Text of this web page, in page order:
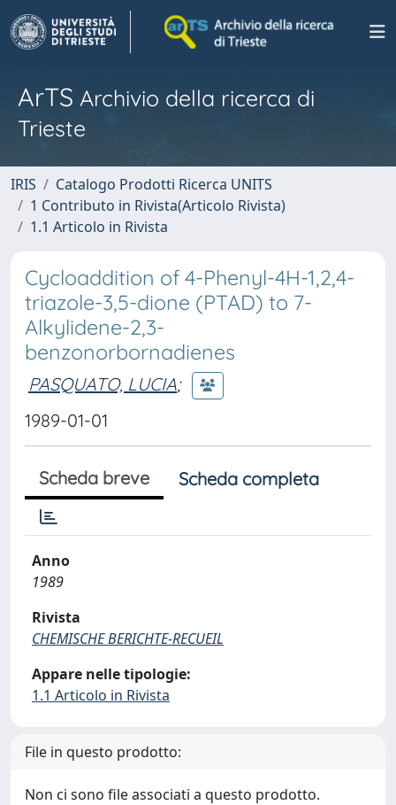
ArTS Archivio della ricerca di
Trieste
IRIS
Catalogo Prodotti Ricerca UNITS
1 Contributo in Rivista(Articolo Rivista)
1.1 Articolo in Rivista
Cycloaddition of 4-Phenyl-4H-1,2,4-
triazole-3,5-dione (PTAD) to 7-
Alkylidene-2,3-
benzonorbornadienes
PASQUATO, LUCIA;
1989-01-01
Scheda breve Scheda completa
Anno
1989
Rivista
CHEMISCHE BERICHTE-RECUEIL
Appare nelle tipologie:
1.1 Articolo in Rivista
File in questo prodotto:
Non ci sono file associati a questo prodotto.